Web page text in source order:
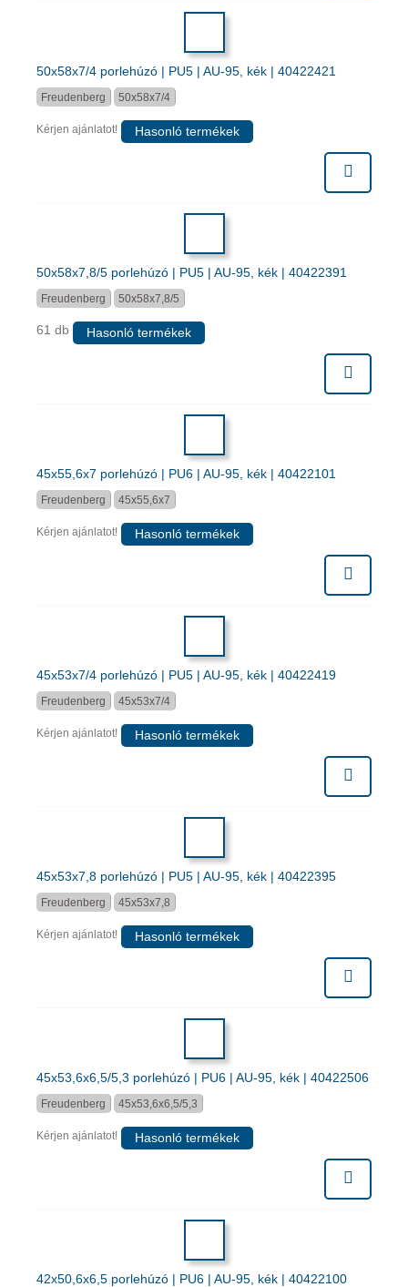
50x58x7/4 porlehúzó | PU5 | AU-95, kék | 40422421
Freudenberg 50x58x7/4
Kérjen ajánlatot! Hasonló termékek
50x58x7,8/5 porlehúzó | PU5 | AU-95, kék | 40422391
Freudenberg 50x58x7,8/5
61 db Hasonló termékek
45x55,6x7 porlehúzó | PU6 | AU-95, kék | 40422101
Freudenberg 45x55,6x7
Kérjen ajánlatot! Hasonló termékek
45x53x7/4 porlehúzó | PU5 | AU-95, kék | 40422419
Freudenberg 45x53x7/4
Kérjen ajánlatot! Hasonló termékek
45x53x7,8 porlehúzó | PU5 | AU-95, kék | 40422395
Freudenberg 45x53x7,8
Kérjen ajánlatot! Hasonló termékek
45x53,6x6,5/5,3 porlehúzó | PU6 | AU-95, kék | 40422506
Freudenberg 45x53,6x6,5/5,3
Kérjen ajánlatot! Hasonló termékek
42x50,6x6,5 porlehúzó | PU6 | AU-95, kék | 40422100